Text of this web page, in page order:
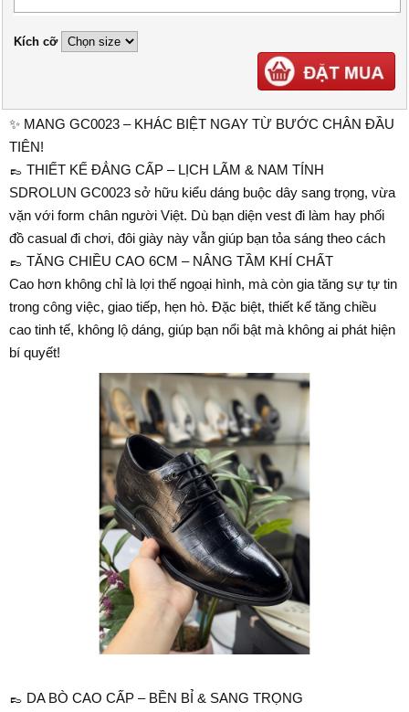
Kích cỡ
✨ MANG GC0023 – KHÁC BIỆT NGAY TỪ BƯỚC CHÂN ĐẦU
TIÊN!
👞 THIẾT KẾ ĐẲNG CẤP – LỊCH LÃM & NAM TÍNH
SDROLUN GC0023 sở hữu kiểu dáng buộc dây sang trọng, vừa
vặn với form chân người Việt. Dù bạn diện vest đi làm hay phối
đồ casual đi chơi, đôi giày này vẫn giúp bạn tỏa sáng theo cách
👞 TĂNG CHIỀU CAO 6CM – NÂNG TẦM KHÍ CHẤT
Cao hơn không chỉ là lợi thế ngoại hình, mà còn gia tăng sự tự tin
trong công việc, giao tiếp, hẹn hò. Đặc biệt, thiết kế tăng chiều
cao tinh tế, không lộ dáng, giúp bạn nổi bật mà không ai phát hiện
bí quyết!
👞 DA BÒ CAO CẤP – BỀN BỈ & SANG TRỌNG